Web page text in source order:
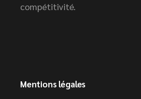
compétitivité.
Mentions légales